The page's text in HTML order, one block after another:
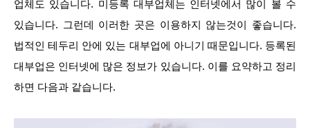
업체도 있습니다. 미등록 대부업체는 인터넷에서 많이 볼 수
있습니다. 그런데 이러한 곳은 이용하지 않는것이 좋습니다.
법적인 테두리 안에 있는 대부업에 아니기 때문입니다. 등록된
대부업은 인터넷에 많은 정보가 있습니다. 이를 요약하고 정리
하면 다음과 같습니다.